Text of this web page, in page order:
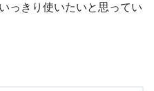
っきり使いたいと思ってい